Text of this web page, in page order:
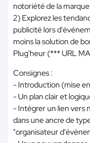
notoriété de la
2) Explorez les
publicité lors
moins la solution de
Plug'heur (*** URL
Consignes :
- Introduction (mise
- Un plan clair et
- Intégrer un lien vers
dans une ancre de
"organisateur